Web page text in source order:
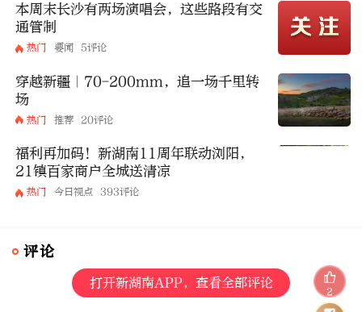
本周末长沙有两场演唱会，这些路段有交
通管制
热门 要闻 5评论
穿越新疆｜70-200mm，追一场千里转
场
热门 推荐 20评论
福利再加码！新湖南11周年联动浏阳，
21镇百家商户全城送清凉
热门 今日视点 393评论
评论
打开新湖南APP，查看全部评论
2